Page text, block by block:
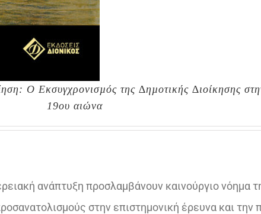
Ο Εκσυγχρονισµός της ∆ηµοτικής ∆ιοίκησης
19ου αιώνα
ανάπτυξη προσλαμβάνουν καινούργιο νόημα
στην επιστημονική έρευνα και την